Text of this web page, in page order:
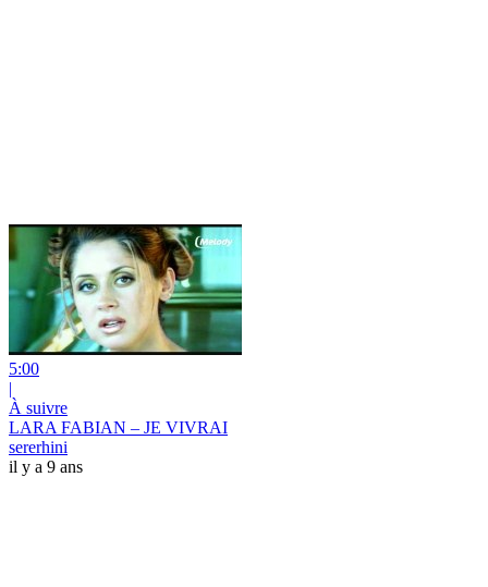
5:00
|
À suivre
LARA FABIAN – JE VIVRAI
sererhini
il y a 9 ans